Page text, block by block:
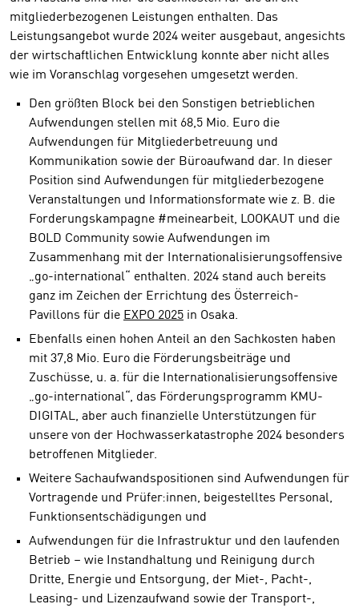
mitgliederbezogenen Leistungen enthalten. Das
Leistungsangebot wurde 2024 weiter ausgebaut, angesichts
der wirtschaftlichen Entwicklung konnte aber nicht alles
wie im Voranschlag vorgesehen umgesetzt werden.
Den größten Block bei den Sonstigen betrieblichen
Aufwendungen stellen mit 68,5 Mio. Euro die
Aufwendungen für Mitgliederbetreuung und
Kommunikation sowie der Büroaufwand dar. In dieser
Position sind Aufwendungen für mitgliederbezogene
Veranstaltungen und Informationsformate wie z. B. die
Forderungskampagne #meinearbeit, LOOKAUT und die
BOLD Community sowie Aufwendungen im
Zusammenhang mit der Internationalisierungsoffensive
„go-international“ enthalten. 2024 stand auch bereits
ganz im Zeichen der Errichtung des Österreich-
Pavillons für die EXPO 2025 in Osaka.
Ebenfalls einen hohen Anteil an den Sachkosten haben
mit 37,8 Mio. Euro die Förderungsbeiträge und
Zuschüsse, u. a. für die Internationalisierungsoffensive
„go-international“, das Förderungsprogramm KMU-
DIGITAL, aber auch finanzielle Unterstützungen für
unsere von der Hochwasserkatastrophe 2024 besonders
betroffenen Mitglieder.
Weitere Sachaufwandspositionen sind Aufwendungen für
Vortragende und Prüfer:innen, beigestelltes Personal,
Funktionsentschädigungen und
Aufwendungen für die Infrastruktur und den laufenden
Betrieb – wie Instandhaltung und Reinigung durch
Dritte, Energie und Entsorgung, der Miet-, Pacht-,
Leasing- und Lizenzaufwand sowie der Transport-,